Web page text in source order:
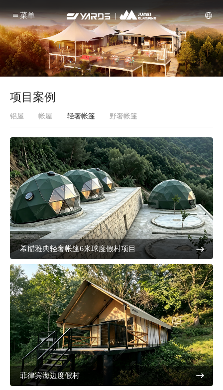
菜单
项目案例
铝屋 帐屋 轻奢帐篷 野奢帐篷
希腊雅典轻奢帐篷6米球度假村项目
菲律宾海边度假村